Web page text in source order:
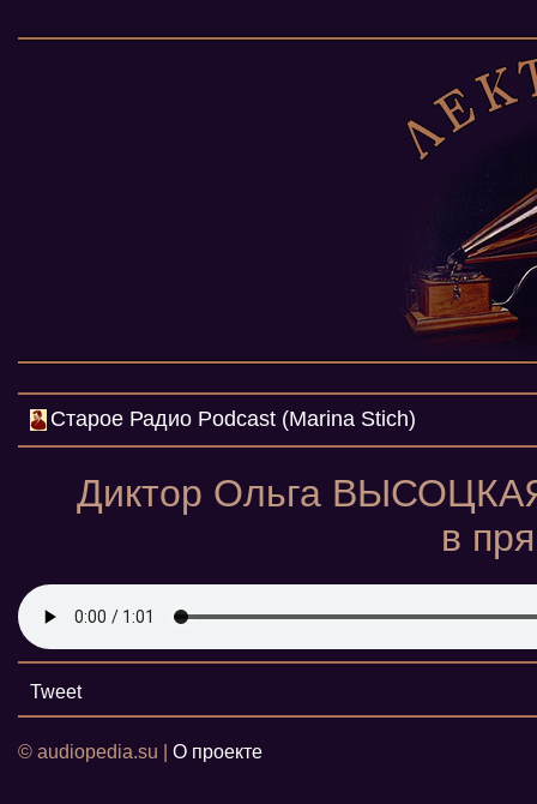
Cтарое Радио Podcast (Marina Stich)
Диктор Ольга
в
Tweet
© audiopedia.su | О проекте